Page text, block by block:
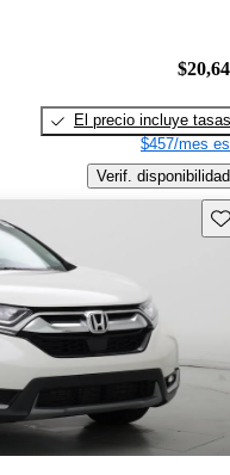
El precio incluye tasas
$457/mes
Verif. disponibilidad